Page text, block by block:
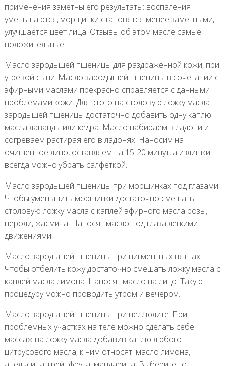
применения заметны его результаты: воспаления
уменьшаются, морщинки становятся менее заметными,
улучшается цвет лица. Отзывы об этом масле самые
положительные.
Масло зародышей пшеницы для раздраженной кожи, при
угревой сыпи. Масло зародышей пшеницы в сочетании с
эфирными маслами прекрасно справляется с данными
проблемами кожи. Для этого на столовую ложку масла
зародышей пшеницы достаточно добавить одну каплю
масла лаванды или кедра. Масло набираем в ладони и
согреваем растирая его в ладонях. Наносим на
очищенное лицо, оставляем на 15-20 минут, а излишки
всегда можно убрать салфеткой.
Масло зародышей пшеницы при морщинках под глазами.
Чтобы уменьшить морщинки достаточно смешать
столовую ложку масла с каплей эфирного масла розы,
нероли, жасмина. Наносят масло под глаза легкими
движениями.
Масло зародышей пшеницы при пигментных пятнах.
Чтобы отбелить кожу достаточно смешать ложку масла с
каплей масла лимона. Наносят масло на лицо. Такую
процедуру можно проводить утром и вечером.
Масло зародышей пшеницы при целлюлите. При
проблемных участках на теле можно сделать себе
массаж на ложку масла добавив каплю любого
цитрусового масла, к ним относят: масло лимона,